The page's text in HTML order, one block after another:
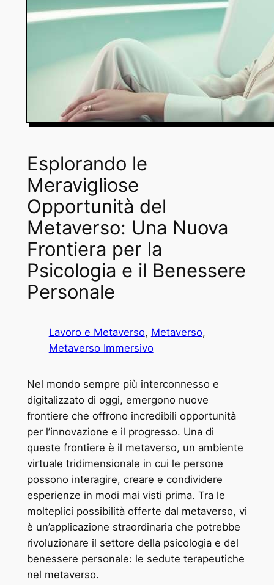
Esplorando le
Meravigliose
Opportunità del
Metaverso: Una Nuova
Frontiera per la
Psicologia e il Benessere
Personale
Lavoro e Metaverso, Metaverso
Metaverso Immersivo
Nel mondo sempre più interconnesso e
digitalizzato di oggi, emergono nuove
frontiere che offrono incredibili opportunità
per l’innovazione e il progresso. Una di
queste frontiere è il metaverso, un ambiente
virtuale tridimensionale in cui le persone
possono interagire, creare e condividere
esperienze in modi mai visti prima. Tra le
molteplici possibilità offerte dal metaverso, vi
è un’applicazione straordinaria che potrebbe
rivoluzionare il settore della psicologia e del
benessere personale: le sedute terapeutiche
nel metaverso.